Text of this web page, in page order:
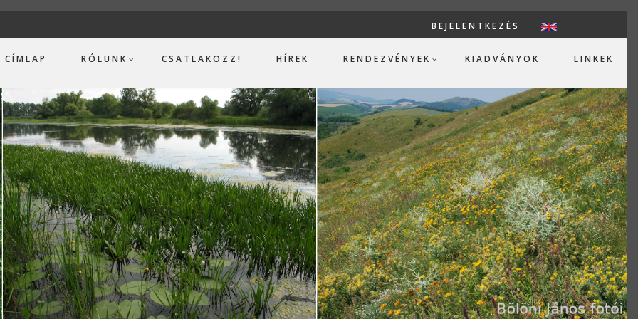
USER
BEJELENTKEZÉS
CÍMLAP RÓLUNK CSATLAKOZZ! HÍREK RENDEZVÉNYEK KIADVÁNYOK LINKEK